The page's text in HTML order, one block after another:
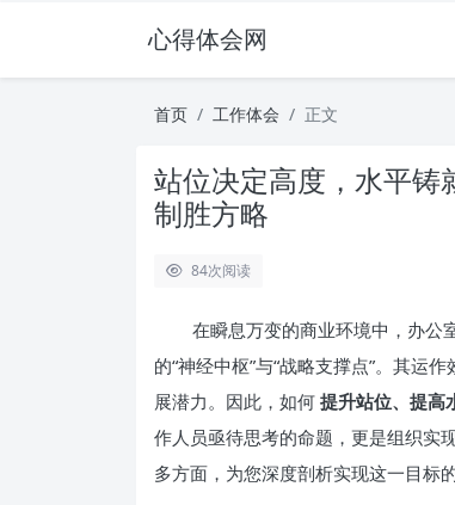
心得体会网
首页 工作体会 正文
站位决定高度，水平铸
制胜方略
84次阅读
在瞬息万变的商业环境中，办公
的“神经中枢”与“战略支撑点”。其运
展潜力。因此，如何 提升站位、提高
作人员亟待思考的命题，更是组织实
多方面，为您深度剖析实现这一目标